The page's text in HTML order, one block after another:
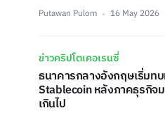
Putawan Pulom 16 May 2026
ข่าวคริปโตเคอเรนซี่
ธนาคารกลางอังกฤษเริ่มท
Stablecoin หลังภาคธุรกิจ
เกินไป